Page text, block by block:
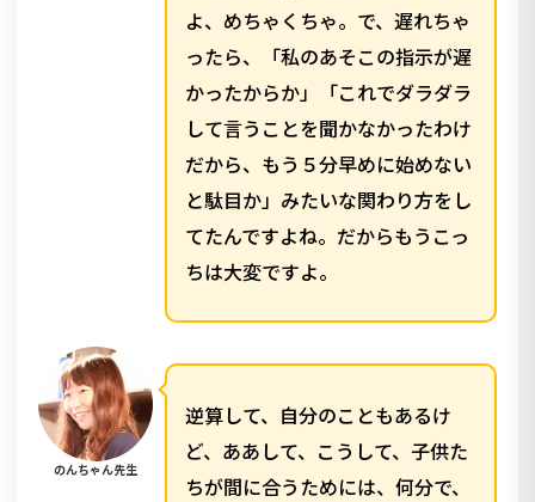
よ、めちゃくちゃ。で、遅れちゃ
ったら、「私のあそこの指示が遅
かったからか」「これでダラダラ
して言うことを聞かなかったわけ
だから、もう５分早めに始めない
と駄目か」みたいな関わり方をし
てたんですよね。だからもうこっ
ちは大変ですよ。
のんちゃん先生
逆算して、自分のこともあるけ
ど、ああして、こうして、子供た
ちが間に合うためには、何分で、